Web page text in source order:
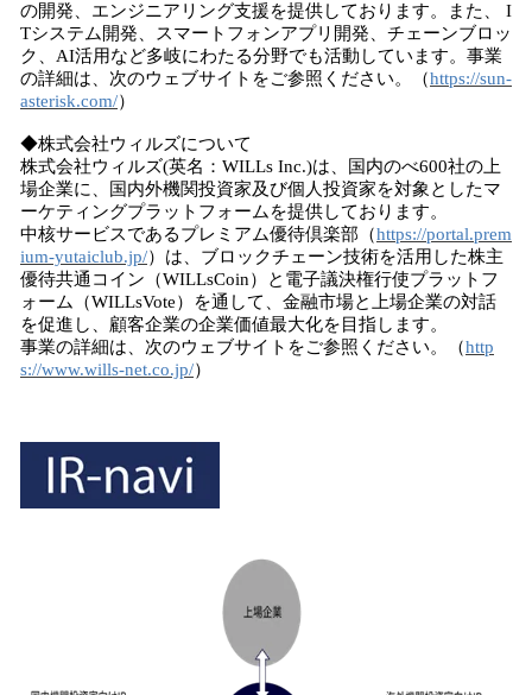
の開発、エンジニアリング支援を提供しております。また、 I
Tシステム開発、スマートフォンアプリ開発、チェーンブロッ
ク、AI活用など多岐にわたる分野でも活動しています。事業
の詳細は、次のウェブサイトをご参照ください。（https://sun-
asterisk.com/）
◆株式会社ウィルズについて
株式会社ウィルズ(英名：WILLs Inc.)は、国内のべ600社の上
場企業に、国内外機関投資家及び個人投資家を対象としたマ
ーケティングプラットフォームを提供しております。
中核サービスであるプレミアム優待倶楽部（https://portal.prem
ium-yutaiclub.jp/）は、ブロックチェーン技術を活用した株主
優待共通コイン（WILLsCoin）と電子議決権行使プラットフ
ォーム（WILLsVote）を通して、金融市場と上場企業の対話
を促進し、顧客企業の企業価値最大化を目指します。
事業の詳細は、次のウェブサイトをご参照ください。（http
s://www.wills-net.co.jp/）